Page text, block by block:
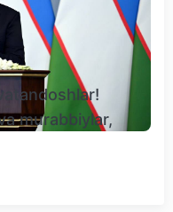
murabbiylar,